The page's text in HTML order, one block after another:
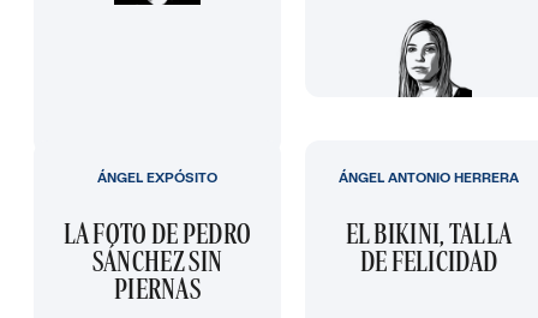
LA FOTO DE PEDRO
SÁNCHEZ SIN
PIERNAS
ÁNGEL EXPÓSITO
EL BIKINI, TALLA
DE FELICIDAD
ÁNGEL ANTONIO HERRERA